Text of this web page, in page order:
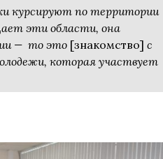
курсируют по территории
эти области, она
— то это [знакомство] с
которая участвует